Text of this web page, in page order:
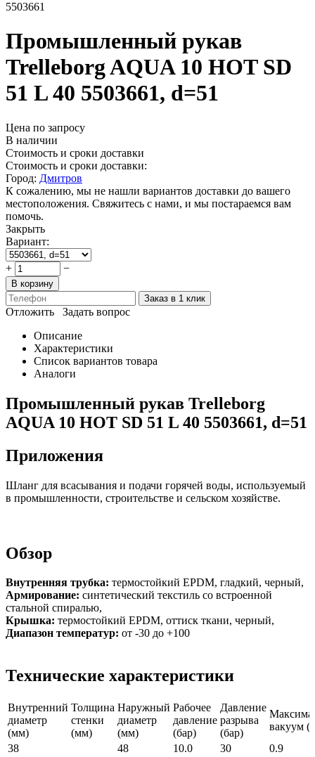
5503661
Промышленный рукав
Trelleborg AQUA 10 HOT SD
51 L 40 5503661, d=51
Цена по запросу
В наличии
Стоимость и сроки доставки
Стоимость и сроки доставки:
Город: Дмитров
К сожалению, мы не нашли вариантов доставки до вашего
местоположения. Свяжитесь с нами, и мы постараемся вам
помочь.
Закрыть
Вариант:
+ −
В корзину
Заказ в 1 клик
Отложить
Задать вопрос
Описание
Характеристики
Список вариантов товара
Аналоги
Промышленный рукав Trelleborg
AQUA 10 HOT SD 51 L 40 5503661, d=51
Приложения
Шланг для всасывания и подачи горячей воды, используемый
в промышленности, строительстве и сельском хозяйстве.
Обзор
Внутренняя трубка: термостойкий EPDM, гладкий, черный,
Армирование: синтетический текстиль со встроенной
стальной спиралью,
Крышка: термостойкий EPDM, оттиск ткани, черный,
Диапазон температур: от -30 до +100
Технические характеристики
Внутренний
диаметр
(мм)
Толщина
стенки
(мм)
Наружный
диаметр
(мм)
Рабочее
давление
(бар)
Давление
разрыва
(бар)
вакуум
38
48 10.0 30
0.9